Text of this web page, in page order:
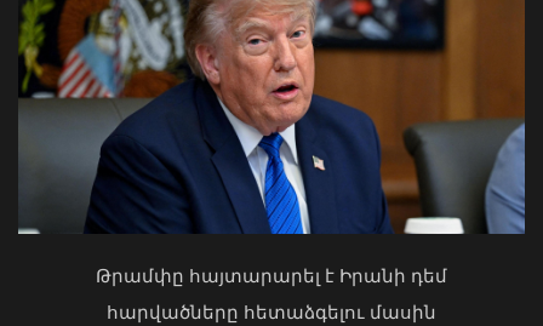
Ճապոնիայում ՀՀ դեսպանը
մասնակցել է Հիրոշիմայի զոհերի
ոգեկոչման տարելիցին նվիրված
հիշատակի արարողությանը
06 Օգոստոս, 2026 20:56
Ի՞նչ ուղերձ էր ոտքի չկանգնելը.
Աղաջանյանը` ընդդիմությանը
Թրամփը հայտարարել է Իրանի դեմ
հարվածները հետաձգելու մասին